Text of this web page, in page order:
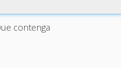
contenga